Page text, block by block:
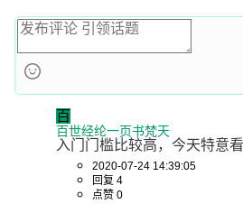
百
百世经纶一页书梵天
入门门槛比较高，今天特意
2020-07-24 14:39:05
回复 4
点赞 0